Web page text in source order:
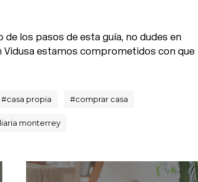
de los pasos de esta guía, no dudes en
estamos comprometidos con que
#casa propia #comprar casa
monterrey